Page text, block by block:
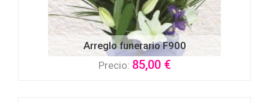
Arreglo funerario F900
Precio: 85,00 €